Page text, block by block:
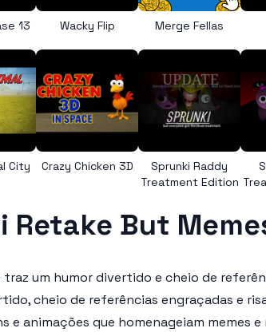
13 Wacky Flip Merge Fellas
City Crazy Chicken 3D
Sprunki Raddy
Treatment Edition
Retake But
traz um humor divertido e cheio de
cheio de referências engraçadas e
animações que homenageiam memes